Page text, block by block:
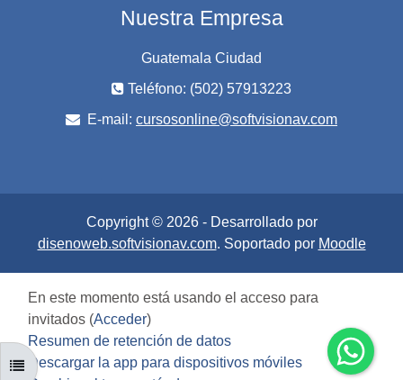
ABRIR ÍNDICE DEL CURSO
Nuestra Empresa
Guatemala Ciudad
Teléfono: (502) 57913223
E-mail: cursosonline@softvisionav.com
Copyright © 2026 - Desarrollado por
disenoweb.softvisionav.com. Soportado por Moodle
En este momento está usando el acceso para
invitados (Acceder)
Resumen de retención de datos
Descargar la app para dispositivos móviles